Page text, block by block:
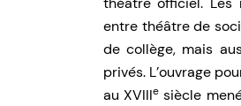
entre théâtre de
de collège, mais
privés. L’ouvrage
au XVIIIe siècle